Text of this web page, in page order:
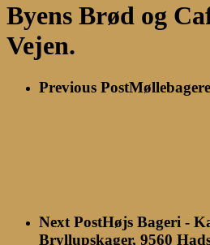
Byens Brød og
Vejen.
Previous Post
Next PostHøjs Bageri -
Bryllupskager, 9560